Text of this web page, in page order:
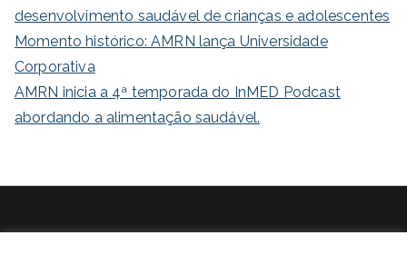
desenvolvimento saudável de crianças e adolescentes
Momento histórico: AMRN lança Universidade
Corporativa
AMRN inicia a 4ª temporada do InMED Podcast
abordando a alimentação saudável.